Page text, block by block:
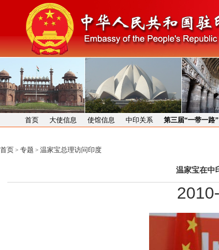
首页 大使信息 使馆信息 中印关系 第三届“一带一路
首页 > 专题 > 温家宝总理访问印度
温家宝在中